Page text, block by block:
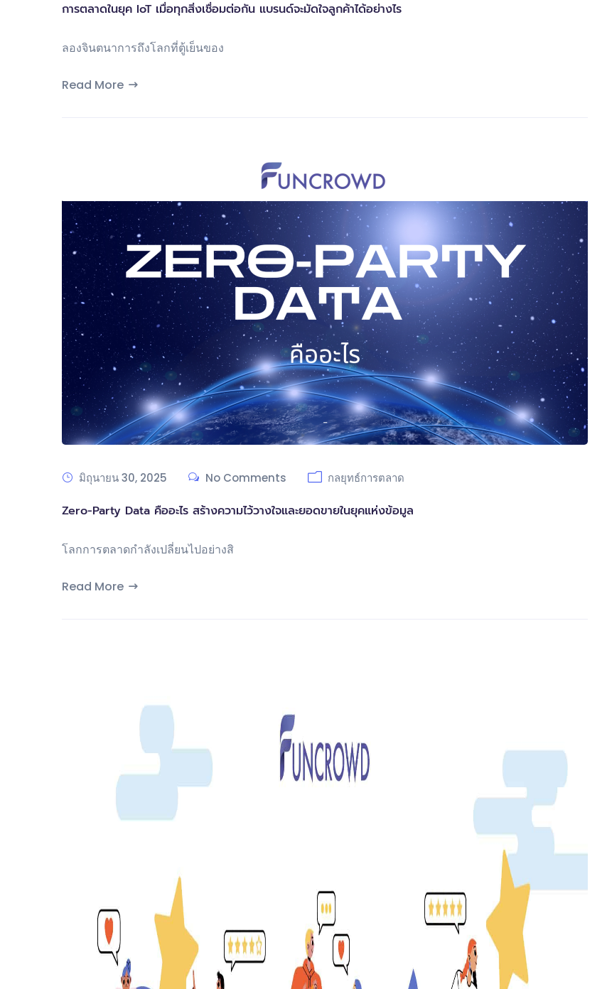
การตลาดในยุค IoT เมื่อทุกสิ่งเชื่อมต่อกัน แบรนด์จะมัดใจลูกค้าได้อย่างไร
ลองจินตนาการถึงโลกที่ตู้เย็นของ
Read More
มิถุนายน 30, 2025 No Comments กลยุทธ์การตลาด
Zero-Party Data คืออะไร สร้างความไว้วางใจและยอดขายในยุคแห่งข้อมูล
โลกการตลาดกำลังเปลี่ยนไปอย่างสิ
Read More